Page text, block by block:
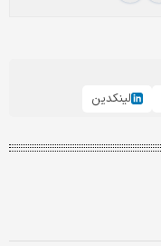
لینکدین